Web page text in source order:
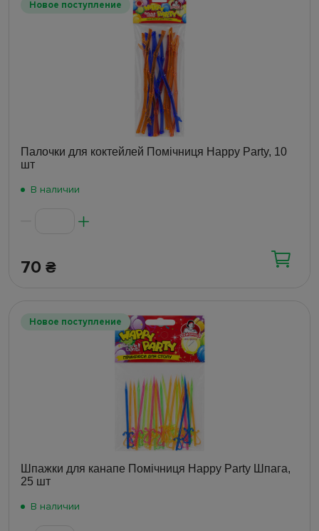
Новое поступление
Палочки для коктейлей Помічниця Happy Party, 10
шт
В наличии
70 ₴
Новое поступление
Шпажки для канапе Помічниця Happy Party Шпага,
25 шт
В наличии